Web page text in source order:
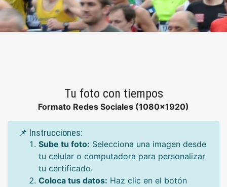
Tu foto con tiempos
Formato Redes Sociales (1080x1920)
📌 Instrucciones:
Sube tu foto: Selecciona una imagen desde
tu celular o computadora para personalizar
tu certificado.
Coloca tus datos: Haz clic en el botón